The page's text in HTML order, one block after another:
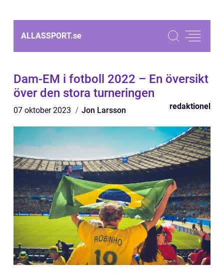
ALLASSPORT.se
Dam-EM i fotboll 2022 – En översikt
över den stora turneringen
07 oktober 2023 Jon Larsson redaktionel